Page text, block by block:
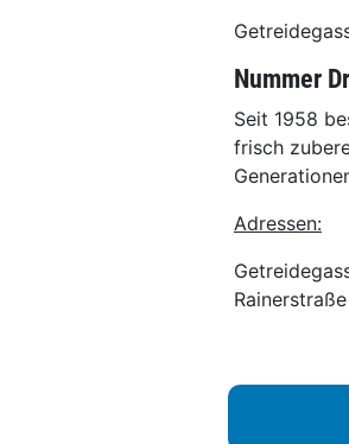
Nummer
Seit 1958
frisch
Adressen: